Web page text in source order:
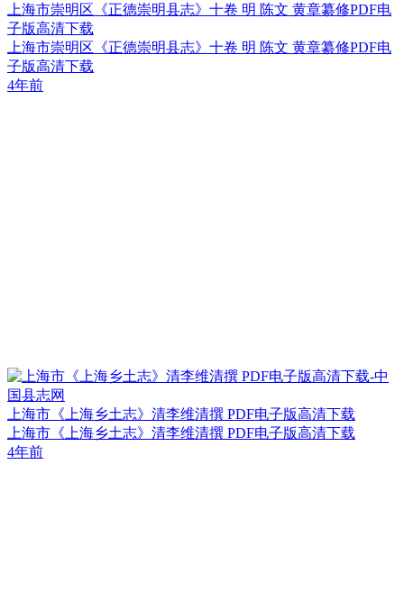
上海市崇明区《正德崇明县志》十卷 明 陈文 黄章纂修PDF电
子版高清下载
上海市崇明区《正德崇明县志》十卷 明 陈文 黄章纂修PDF电
子版高清下载
4年前
上海市《上海乡土志》清李维清撰 PDF电子版高清下载
上海市《上海乡土志》清李维清撰 PDF电子版高清下载
4年前